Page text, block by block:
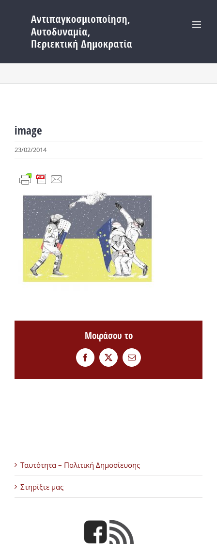
περιεχόμενο
image
23/02/2014
Μοιράσου το
FacebookTwitterEmail
Ταυτότητα – Πολιτική Δημοσίευσης
Στηρίξτε μας